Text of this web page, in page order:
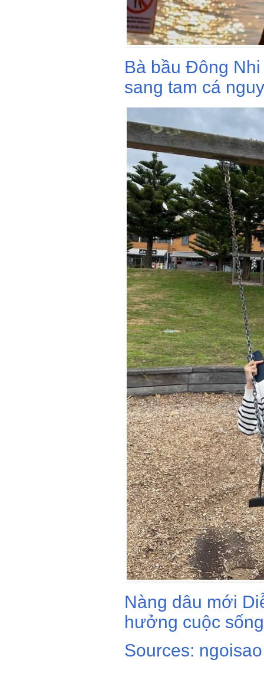
Bà bầu Đông
sang tam cá
Nàng dâu mới
hưởng cuộc
Sources: ngoisao